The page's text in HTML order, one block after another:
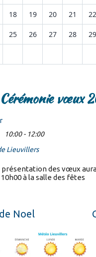
18 19 20 21 22
25 26 27 28 29
Cérémonie vœux
10:00 - 12:00
Lieuvillers
des vœux
à la salle des fêtes
Noel